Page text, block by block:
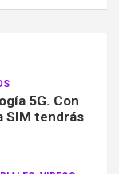
5G. Con
SIM tendrás